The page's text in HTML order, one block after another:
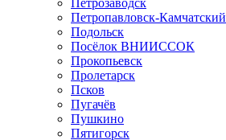
Петрозаводск
Петропавловск-Камчатский
Подольск
Посёлок ВНИИССОК
Прокопьевск
Пролетарск
Псков
Пугачёв
Пушкино
Пятигорск